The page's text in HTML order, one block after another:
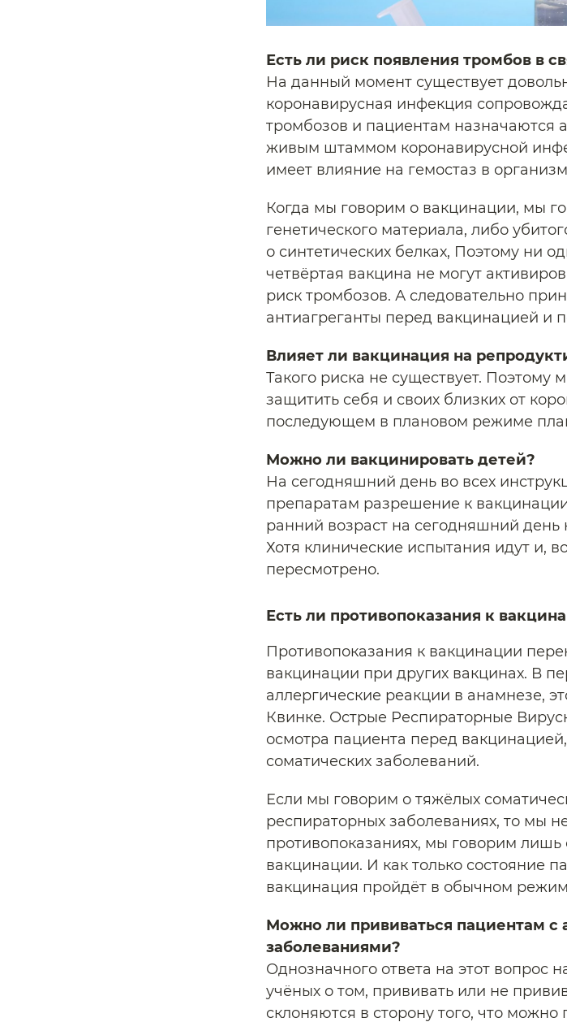
Есть ли риск появления тромбов в
На данный момент существует
коронавирусная инфекция
тромбозов и пациентам назначаются
живым штаммом коронавирусной
имеет влияние на гемостаз в
Когда мы говорим о вакцинации, мы
генетического материала, либо
о синтетических белках, Поэтому ни
четвёртая вакцина не могут
риск тромбозов. А следовательно
антиагреганты перед вакцинацией и
Влияет ли вакцинация на
Такого риска не существует. Поэтому
защитить себя и своих близких от
последующем в плановом режиме
Можно ли вакцинировать детей?
На сегодняшний день во всех
препаратам разрешение к
ранний возраст на сегодняшний день
Хотя клинические испытания идут и,
пересмотрено.
Есть ли противопоказания к
Противопоказания к вакцинации
вакцинации при других вакцинах. В
аллергические реакции в анамнезе,
Квинке. Острые Респираторные
осмотра пациента перед
соматических заболеваний.
Если мы говорим о тяжёлых
респираторных заболеваниях, то мы
противопоказаниях, мы говорим лишь
вакцинации. И как только состояние
вакцинация пройдёт в обычном
Можно ли прививаться пациентам
заболеваниями?
Однозначного ответа на этот вопрос
учёных о том, прививать или не
склоняются в сторону того, что можно